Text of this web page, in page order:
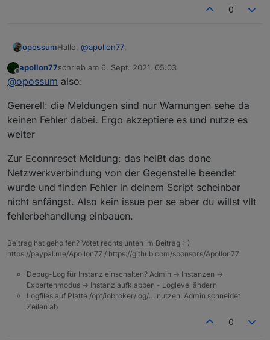
0
opossumHallo, @apollon77
hier noch eine Meldung:
Spoiler
Raspberry PI herunterfahren, der nur läuft, wenn der
TV eingeschaltet ist (Hyperion - Ambilight). Das
Script sieht wie folgt aus:
Die Funktion SSH sieht wie folgt aus:
Offline
apollon77schrieb am 6. Sept. 2021, 05:03
zuletzt editiert von
@opossum also:
Generell: die Meldungen sind nur Warnungen sehe da
keinen Fehler dabei. Ergo akzeptiere es und nutze es
weiter
Zur Econnreset Meldung: das heißt das done
Netzwerkverbindung von der Gegenstelle beendet
wurde und finden Fehler in deinem Script scheinbar
nicht anfängst. Also kein issue per se aber du willst vllt
fehlerbehandlung einbauen.
Beitrag hat geholfen? Votet rechts unten im Beitrag :-)
https://paypal.me/Apollon77 / https://github.com/sponsors/Apollon77
Debug-Log für Instanz einschalten? Admin -> Instanzen ->
Expertenmodus -> Instanz aufklappen - Loglevel ändern
Logfiles auf Platte /opt/iobroker/log/… nutzen, Admin schneidet
Zeilen ab
0